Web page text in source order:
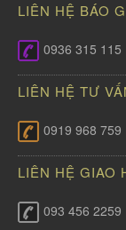
LIÊN HỆ BÁO
0936 315 115
LIÊN HỆ TƯ
0919 968 759
LIÊN HỆ GIAO
093 456 2259